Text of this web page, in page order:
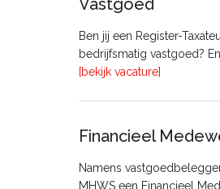
Vastgoed
Ben jij een Register-
bedrijfsmatig vastgoed?
[bekijk vacature]
Financieel
Namens
MHWS een Financieel